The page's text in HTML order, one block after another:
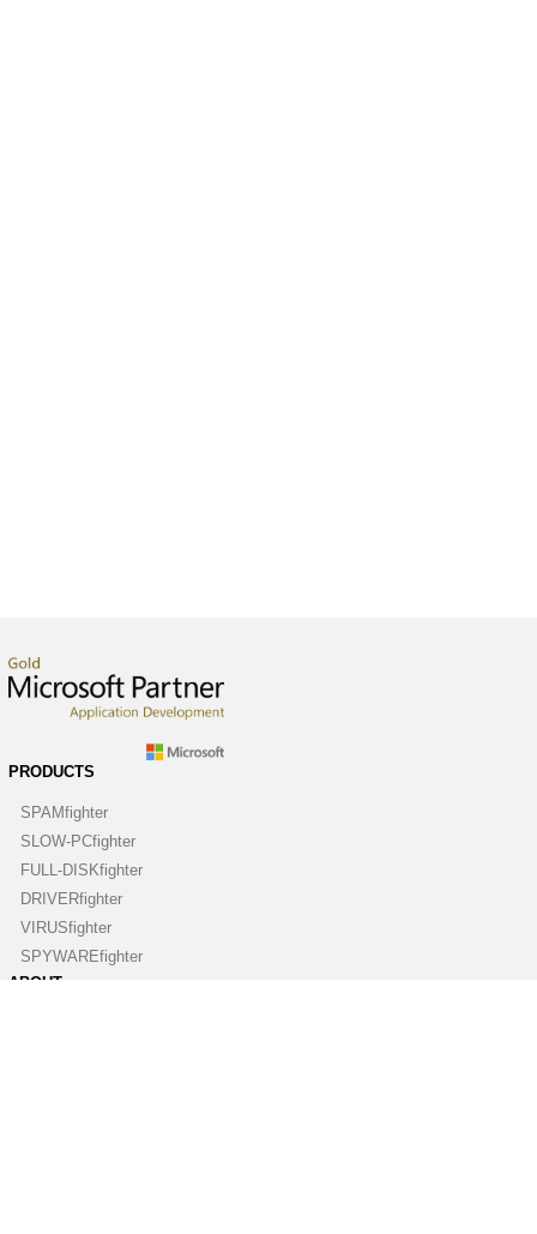
PRODUCTS
SPAMfighter
SLOW-PCfighter
FULL-DISKfighter
DRIVERfighter
VIRUSfighter
SPYWAREfighter
ABOUT